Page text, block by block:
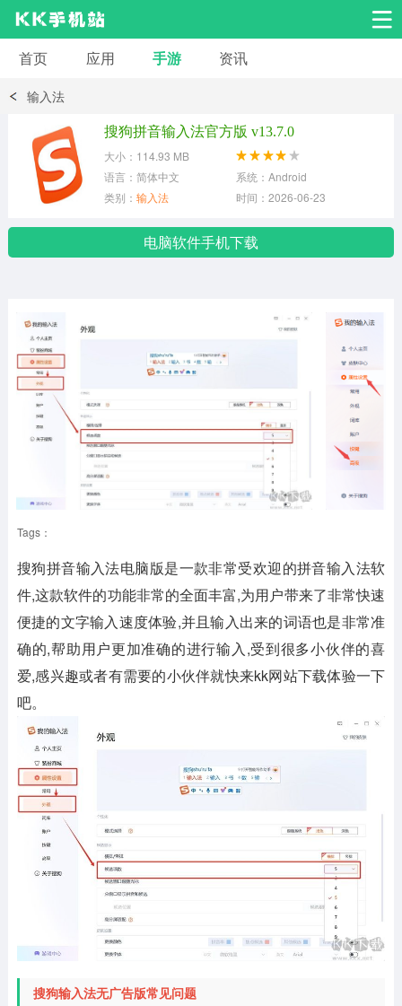
安卓应用
小说漫画
金融理财 游戏辅助
安卓其它
首页 应用 手游 资讯
输入法
搜狗拼音输入法官方版 v13.7.0
大小：114.93 MB
语言：简体中文
系统：Android
类别： 输入法 时间：2026-06-23
电脑软件手机下载
Tags：
搜狗拼音输入法电脑版是一款非常受欢迎的拼音输入法软
件,这款软件的功能非常的全面丰富,为用户带来了非常快速
便捷的文字输入速度体验,并且输入出来的词语也是非常准
确的,帮助用户更加准确的进行输入,受到很多小伙伴的喜
爱,感兴趣或者有需要的小伙伴就快来kk网站下载体验一下
吧。
搜狗输入法无广告版常见问题